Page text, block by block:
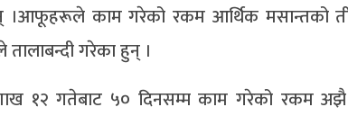
।आफूहरूले काम गरेको रकम आर्थिक मसान्तको
गरेका हुन् ।
१२ गतेबाट ५० दिनसम्म काम गरेको रकम